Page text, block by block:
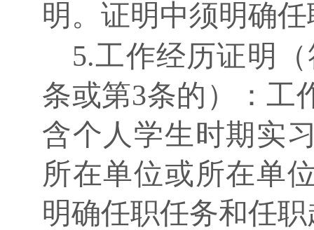
明。证明中须明确
5.工作经历证明
条或第3条的）：工
含个人学生时期实
所在单位或所在单
明确任职任务和任